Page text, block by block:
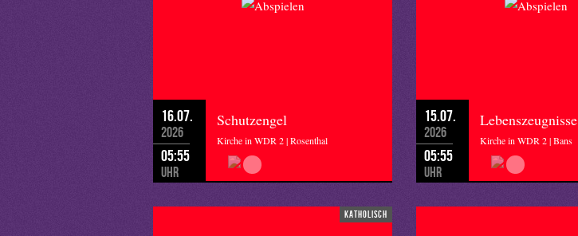
16.07.
2026
05:55
Uhr
Schutzengel
Kirche in WDR 2 | Rosenthal
15.07.
2026
05:55
Uhr
Lebenszeugnisse
Kirche in WDR 2 | Bans
katholisch